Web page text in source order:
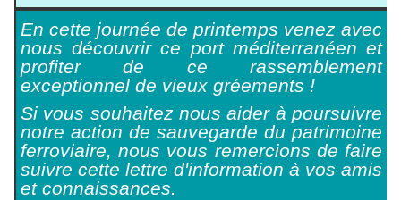
En cette journée de printemps venez avec
nous découvrir ce port méditerranéen et
profiter de ce rassemblement
exceptionnel de vieux gréements !
Si vous souhaitez nous aider à poursuivre
notre action de sauvegarde du patrimoine
ferroviaire, nous vous remercions de faire
suivre cette lettre d'information à vos amis
et connaissances.